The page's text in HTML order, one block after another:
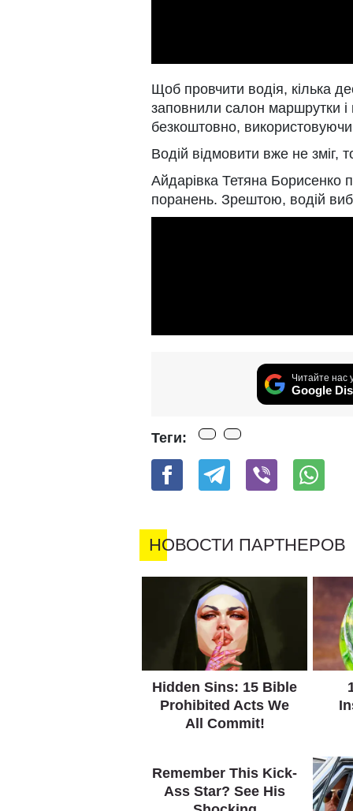
Щоб провчити водія, кілька
заповнили салон маршрутки і
безкоштовно,
Водій відмовити вже не зміг,
Айдарівка Тетяна Борисенко
поранень. Зрештою, водій
Читайте нас
Google
Теги: